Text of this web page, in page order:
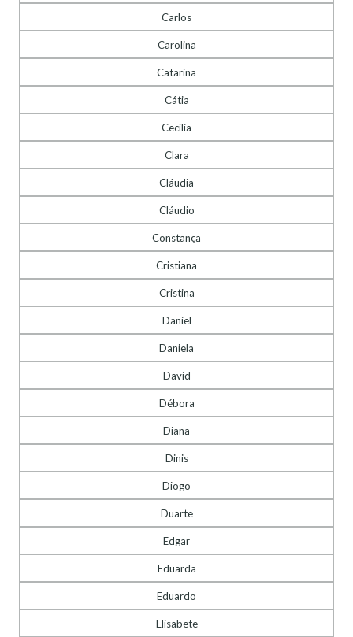
Carlos
Carolina
Catarina
Cátia
Cecília
Clara
Cláudia
Cláudio
Constança
Cristiana
Cristina
Daniel
Daniela
David
Débora
Diana
Dinis
Diogo
Duarte
Edgar
Eduarda
Eduardo
Elisabete